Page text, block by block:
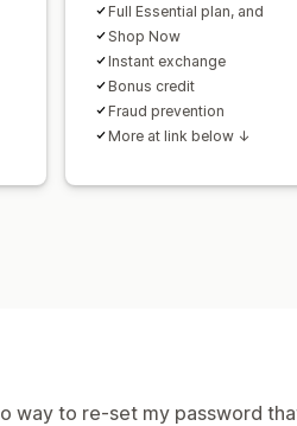
Full Essential plan, and
Shop Now
Instant exchange
Bonus credit
Fraud prevention
More at link below ↓
way to re-set my password